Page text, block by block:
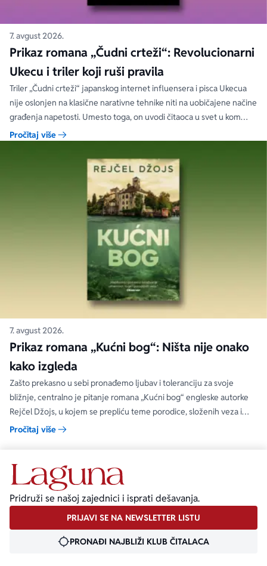
7. avgust 2026.
Prikaz romana „Čudni crteži“: Revolucionarni
Ukecu i triler koji ruši pravila
Triler „Čudni crteži“ japanskog internet influensera i pisca Ukecua
nije oslonjen na klasične narativne tehnike niti na uobičajene načine
građenja napetosti. Umesto toga, on uvodi čitaoca u svet u kom
priložene ilustracije govore više od reči, a ono što je nacrtano često
Pročitaj više
7. avgust 2026.
Prikaz romana „Kućni bog“: Ništa nije onako
kako izgleda
Zašto prekasno u sebi pronađemo ljubav i toleranciju za svoje
bližnje, centralno je pitanje romana „Kućni bog“ engleske autorke
Rejčel Džojs, u kojem se prepliću teme porodice, složenih veza i
umetnosti.
Pročitaj više
Pridruži se našoj zajednici i isprati dešavanja.
PRIJAVI SE NA NEWSLETTER LISTU
PRONAĐI NAJBLIŽI KLUB ČITALACA